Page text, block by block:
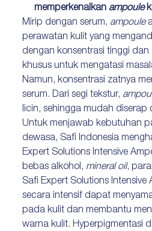
memperkenalkan ampoule
Mirip dengan serum, ampoule
perawatan kulit yang
dengan konsentrasi tinggi
khusus untuk mengatasi
Namun, konsentrasi zatnya
serum. Dari segi tekstur,
licin, sehingga mudah diserap
Untuk menjawab kebutuhan
dewasa, Safi Indonesia
Expert Solutions Intensive
bebas alkohol, mineral oil,
Safi Expert Solutions Intensive
secara intensif dapat
pada kulit dan membantu
warna kulit. Hyperpigmentasi